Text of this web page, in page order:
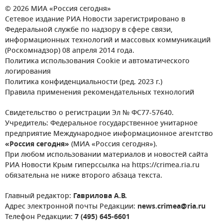
© 2026 МИА «Россия сегодня»
Сетевое издание РИА Новости зарегистрировано в
Федеральной службе по надзору в сфере связи,
информационных технологий и массовых коммуникаций
(Роскомнадзор) 08 апреля 2014 года.
Политика использования Cookie и автоматического
логирования
Политика конфиденциальности (ред. 2023 г.)
Правила применения рекомендательных технологий
Свидетельство о регистрации Эл № ФС77-57640.
Учредитель: Федеральное государственное унитарное
предприятие Международное информационное агентство
«Россия сегодня» (МИА «Россия сегодня»).
При любом использовании материалов и новостей сайта
РИА Новости Крым гиперссылка на https://crimea.ria.ru
обязательна не ниже второго абзаца текста.
Главный редактор: Гаврилова А.В.
Адрес электронной почты Редакции: news.crimea@ria.ru
Телефон Редакции: 7 (495) 645-6601